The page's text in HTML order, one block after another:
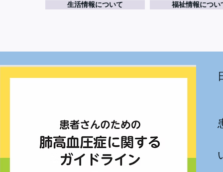
生活情報について 福祉情報につい